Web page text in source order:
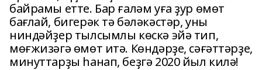
байрамы етте. Бар ғаләм уға ҙур өмөт
бағлай, бигерәк тә бәләкәстәр, уны
ниндәйҙер тылсымлы көскә эйә тип,
мөғжизәгә өмөт итә. Көндәрҙе, сәғәттәрҙе,
минуттарҙы һанап, беҙгә 2020 йыл килә!